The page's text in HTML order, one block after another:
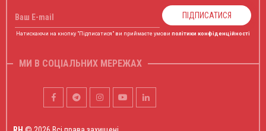
Ваш E-mail ПІДПИСАТИСЯ
Натискаючи на кнопку "Підписатися" ви приймаєте умови політики конфіденційності
МИ В СОЦІАЛЬНИХ МЕРЕЖАХ